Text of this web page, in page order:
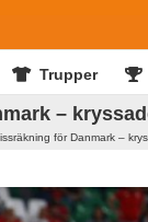
Trupper
–
för Danmark –